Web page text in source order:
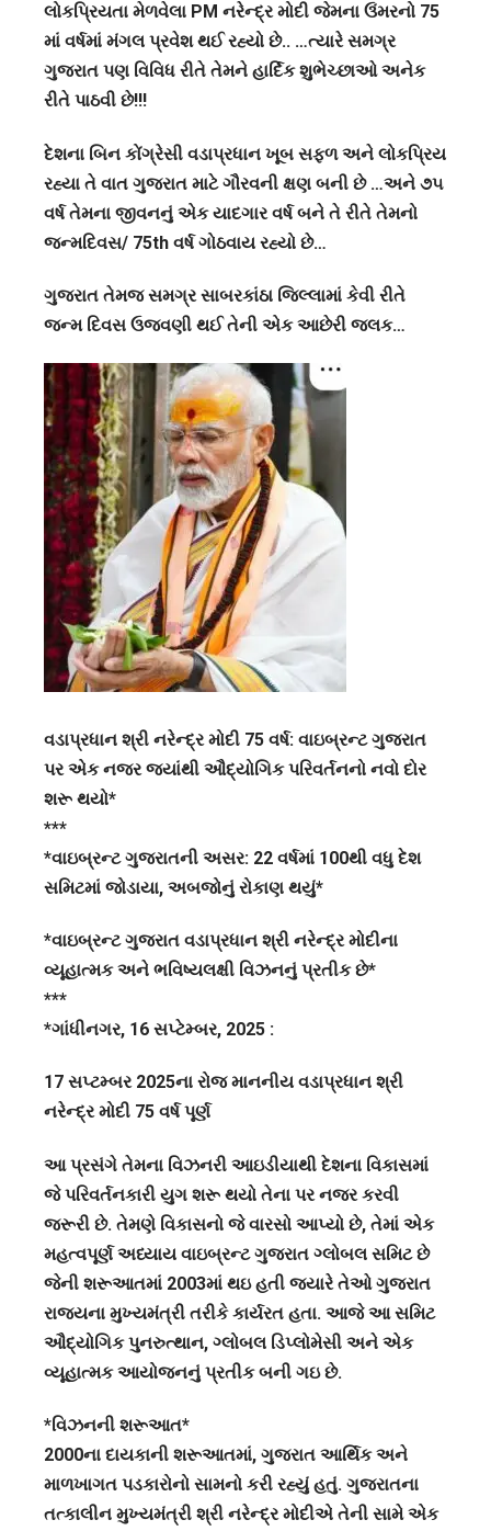
75મો
જન્મદિવસ
ભારે
લોકપ્રિયતા મેળવેલા PM નરેન્દ્ર મોદી જેમના ઉંમરનો 75
માં વર્ષમાં મંગલ પ્રવેશ થઈ રહ્યો છે.. …ત્યારે સમગ્ર
ગુજરાત પણ વિવિધ રીતે તેમને હાર્દિક શુભેચ્છાઓ અનેક
રીતે પાઠવી છે!!!
દેશના બિન કોંગ્રેસી વડાપ્રધાન ખૂબ સફળ અને લોકપ્રિય
રહ્યા તે વાત ગુજરાત માટે ગૌરવની ક્ષણ બની છે …અને ૭૫
વર્ષ તેમના જીવનનું એક યાદગાર વર્ષ બને તે રીતે તેમનો
જન્મદિવસ/ 75th વર્ષ ગોઠવાય રહ્યો છે…
ગુજરાત તેમજ સમગ્ર સાબરકાંઠા જિલ્લામાં કેવી રીતે
જન્મ દિવસ ઉજવણી થઈ તેની એક આછેરી જલક…
વડાપ્રધાન શ્રી નરેન્દ્ર મોદી 75 વર્ષ: વાઇબ્રન્ટ ગુજરાત
પર એક નજર જ્યાંથી ઔદ્યોગિક પરિવર્તનનો નવો દોર
શરૂ થયો*
***
*વાઇબ્રન્ટ ગુજરાતની અસર: 22 વર્ષમાં 100થી વધુ દેશ
સમિટમાં જોડાયા, અબજોનું રોકાણ થયું*
*વાઇબ્રન્ટ ગુજરાત વડાપ્રધાન શ્રી નરેન્દ્ર મોદીના
વ્યૂહાત્મક અને ભવિષ્યલક્ષી વિઝનનું પ્રતીક છે*
***
*ગાંધીનગર, 16 સપ્ટેમ્બર, 2025 :
17 સપ્ટમ્બર 2025ના રોજ માનનીય વડાપ્રધાન શ્રી
નરેન્દ્ર મોદી 75 વર્ષ પૂર્ણ
આ પ્રસંગે તેમના વિઝનરી આઇડીયાથી દેશના વિકાસમાં
જે પરિવર્તનકારી યુગ શરૂ થયો તેના પર નજર કરવી
જરૂરી છે. તેમણે વિકાસનો જે વારસો આપ્યો છે, તેમાં એક
મહત્વપૂર્ણ અધ્યાય વાઇબ્રન્ટ ગુજરાત ગ્લોબલ સમિટ છે
જેની શરૂઆતમાં 2003માં થઇ હતી જ્યારે તેઓ ગુજરાત
રાજ્યના મુખ્યમંત્રી તરીકે કાર્યરત હતા. આજે આ સમિટ
ઔદ્યોગિક પુનરુત્થાન, ગ્લોબલ ડિપ્લોમેસી અને એક
વ્યૂહાત્મક આયોજનનું પ્રતીક બની ગઇ છે.
*વિઝનની શરૂઆત*
2000ના દાયકાની શરૂઆતમાં, ગુજરાત આર્થિક અને
માળખાગત પડકારોનો સામનો કરી રહ્યું હતું. ગુજરાતના
તત્કાલીન મુખ્યમંત્રી શ્રી નરેન્દ્ર મોદીએ તેની સામે એક